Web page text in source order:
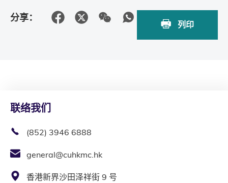
分享：
列印
联络我们
(852) 3946 6888
general@cuhkmc.hk
香港新界沙田泽祥街 9 号